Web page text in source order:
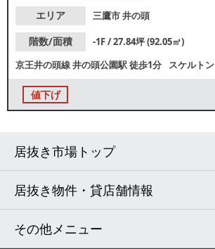
エリア
三鷹市井の頭
階数/面積
-1F / 27.84坪 (92.05㎡)
京王井の頭線井の頭公園駅徒歩1分 スケルトン
値下げ
居抜き市場トップ
居抜き物件・貸店舗情報
その他メニュー